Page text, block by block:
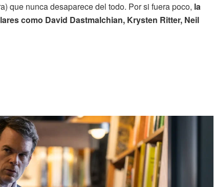
que nunca desaparece del todo. Por si fuera poco, la
como David Dastmalchian, Krysten Ritter, Neil